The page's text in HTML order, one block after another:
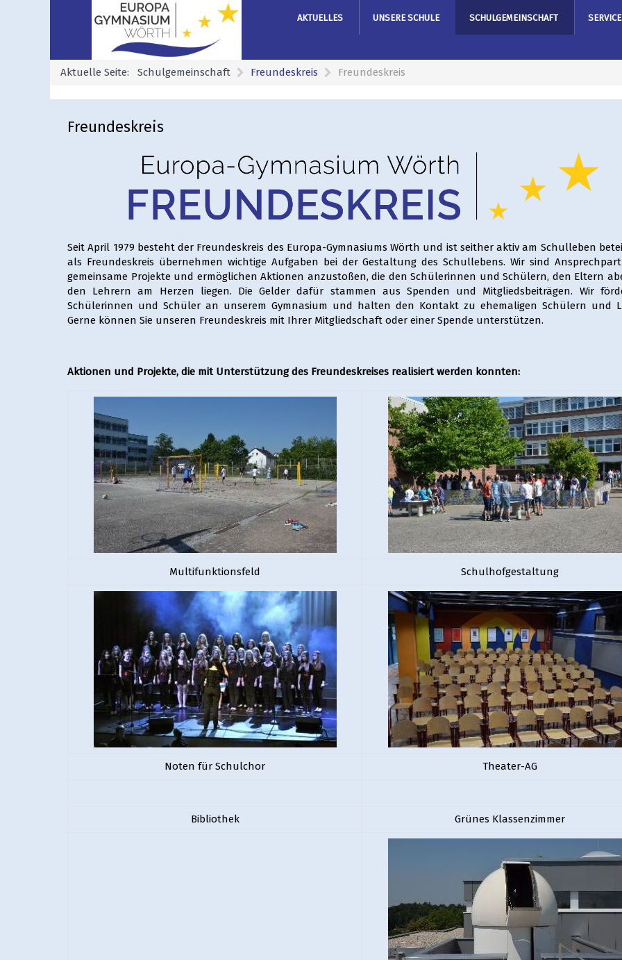
AKTUELLES UNSERE SCHULE SCHULGEMEINSCHAFT SERVICE
Aktuelle Seite: Schulgemeinschaft Freundeskreis Freundeskreis
Freundeskreis
Seit April 1979 besteht der Freundeskreis des Europa-Gymnasiums Wörth und ist seither aktiv am Schulleben
als Freundeskreis übernehmen wichtige Aufgaben bei der Gestaltung des Schullebens. Wir sind
gemeinsame Projekte und ermöglichen Aktionen anzustoßen, die den Schülerinnen und Schülern, den Eltern
den Lehrern am Herzen liegen. Die Gelder dafür stammen aus Spenden und Mitgliedsbeiträgen. Wir
Schülerinnen und Schüler an unserem Gymnasium und halten den Kontakt zu ehemaligen Schülern und
Gerne können Sie unseren Freundeskreis mit Ihrer Mitgliedschaft oder einer Spende unterstützen.
Aktionen und Projekte, die mit Unterstützung des Freundeskreises realisiert werden konnten:
Multifunktionsfeld Schulhofgestaltung
Noten für Schulchor Theater-AG
Bibliothek Grünes Klassenzimmer